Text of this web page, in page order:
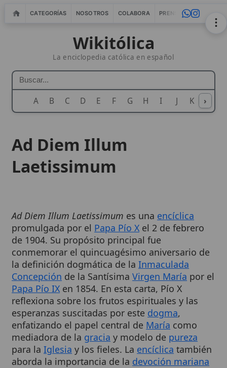
CATEGORÍAS NOSOTROS COLABORA PRENSA WEBMASTERS
Wikitólica
La enciclopedia católica en español
A B C D E F G H I J K L M
›
Laetissimum
de 1904. Su propósito principal fue
conmemorar el quincuagésimo aniversario de
la definición dogmática de laInmaculada
Concepciónde la SantísimaVirgen Maríapor el
Papa Pío IXen 1854. En esta carta, Pío X
reflexiona sobre los frutos espirituales y las
esperanzas suscitadas por estedogma,
enfatizando el papel central de Maríacomo
mediadora de la graciay modelo depureza
para laIglesiay los fieles. La encíclicatambién
aborda la importancia de ladevoción mariana
en un mundo afligido por males y desafíos
espirituales, presentando aMaríacomo signo
deesperanzaypaz.